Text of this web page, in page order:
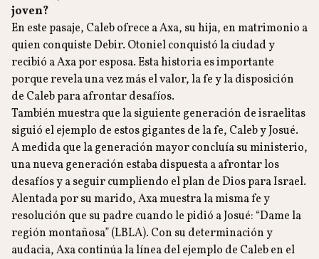
joven?
En este pasaje, Caleb ofrece a Axa, su hija, en matrimonio a
quien conquiste Debir. Otoniel conquistó la ciudad y
recibió a Axa por esposa. Esta historia es importante
porque revela una vez más el valor, la fe y la disposición
de Caleb para afrontar desafíos.
También muestra que la siguiente generación de israelitas
siguió el ejemplo de estos gigantes de la fe, Caleb y Josué.
A medida que la generación mayor concluía su ministerio,
una nueva generación estaba dispuesta a afrontar los
desafíos y a seguir cumpliendo el plan de Dios para Israel.
Alentada por su marido, Axa muestra la misma fe y
resolución que su padre cuando le pidió a Josué: “Dame la
región montañosa” (LBLA). Con su determinación y
audacia, Axa continúa la línea del ejemplo de Caleb en el